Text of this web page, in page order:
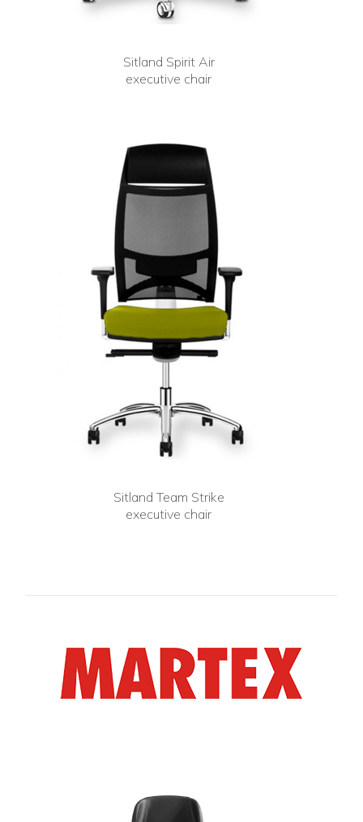
Sitland Spirit Air
executive chair
Sitland Team Strike
executive chair